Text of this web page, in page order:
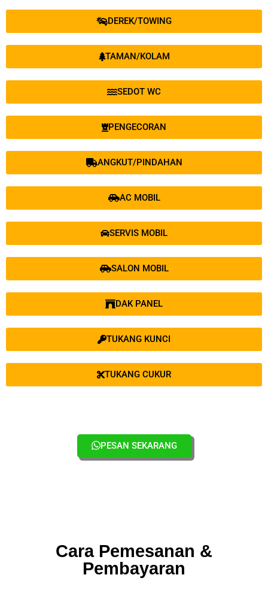
DEREK/TOWING
TAMAN/KOLAM
SEDOT WC
PENGECORAN
ANGKUT/PINDAHAN
AC MOBIL
SERVIS MOBIL
SALON MOBIL
DAK PANEL
TUKANG KUNCI
TUKANG CUKUR
PESAN SEKARANG
Cara Pemesanan &
Pembayaran